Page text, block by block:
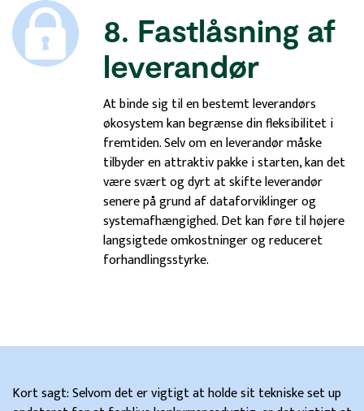
8. Fastlåsning af
leverandør
At binde sig til en bestemt leverandørs
økosystem kan begrænse din fleksibilitet i
fremtiden. Selv om en leverandør måske
tilbyder en attraktiv pakke i starten, kan det
være svært og dyrt at skifte leverandør
senere på grund af dataforviklinger og
systemafhængighed. Det kan føre til højere
langsigtede omkostninger og reduceret
forhandlingsstyrke.
Kort sagt: Selvom det er vigtigt at holde sit tekniske set up